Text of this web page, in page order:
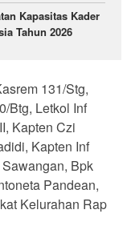
Kapasitas Kader
Tahun 2026
131/Stg,
Btg, Letkol Inf
Kapten Czi
Kapten Inf
Bpk
Pandean,
Kelurahan Rap